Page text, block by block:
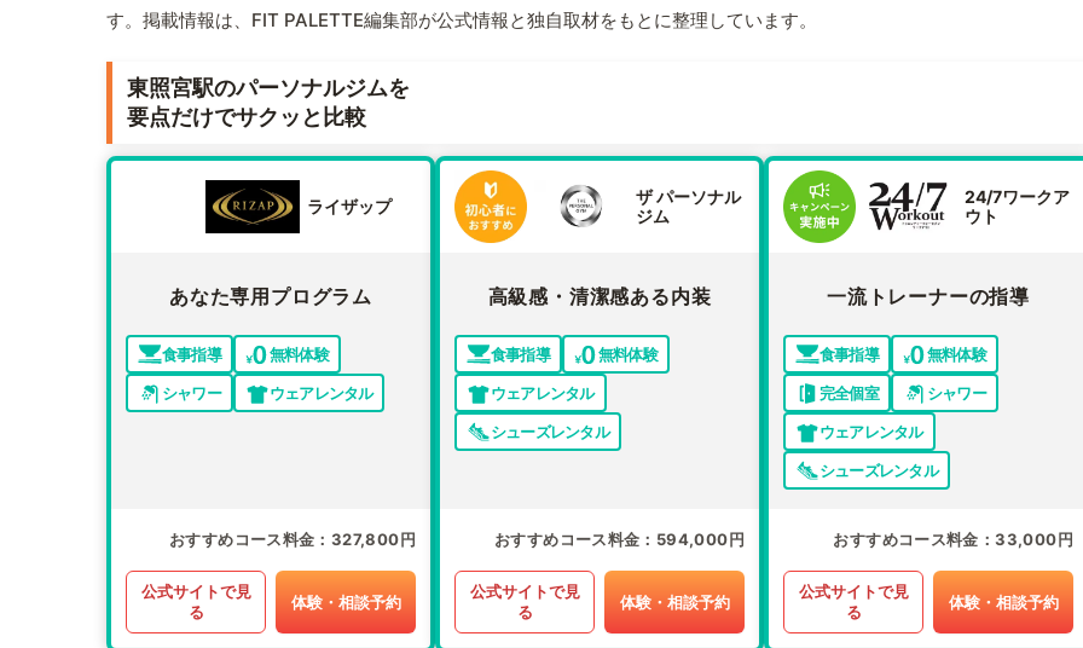
す。掲載情報は、FIT PALETTE編集部が公式情報と独自取材をもとに整理しています。
東照宮駅のパーソナルジムを
要点だけでサクッと比較
ライザップ
あなた専用プログラム
食事指導
無料体験
シャワー
ウェアレンタル
おすすめコース料金 327,800円
公式サイトで見
る
体験・相談予約
ザ パーソナル
ジム
高級感・清潔感ある内装
食事指導
無料体験
ウェアレンタル
シューズレンタル
おすすめコース料金 594,000円
公式サイトで見
る
体験・相談予約
24/7ワークア
ウト
一流トレーナーの指導
食事指導
無料体験
完全個室
シャワー
ウェアレンタル
シューズレンタル
おすすめコース料金 33,000円
公式サイトで見
る
体験・相談予約